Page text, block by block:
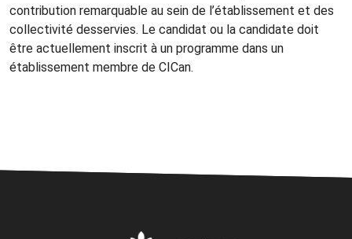
contribution remarquable au sein de l’établissement et des
collectivité desservies. Le candidat ou la candidate doit
être actuellement inscrit à un programme dans un
établissement membre de CICan.